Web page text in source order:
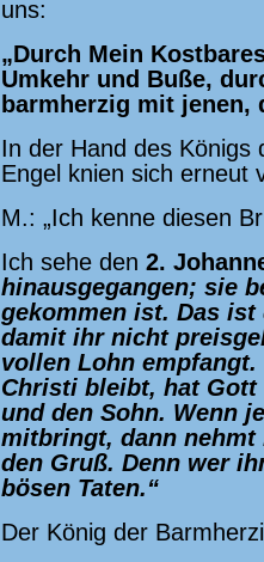
uns:
„Durch Mein
Umkehr und Buße,
barmherzig mit jenen,
In der Hand des Königs
Engel knien sich erneut
M.: „Ich kenne diesen
Ich sehe den 2.
hinausgegangen; sie
gekommen ist. Das
damit ihr nicht
vollen Lohn
Christi bleibt, hat Gott
und den Sohn. Wenn
mitbringt, dann nehmt
den Gruß. Denn wer
bösen Taten.“
Der König der